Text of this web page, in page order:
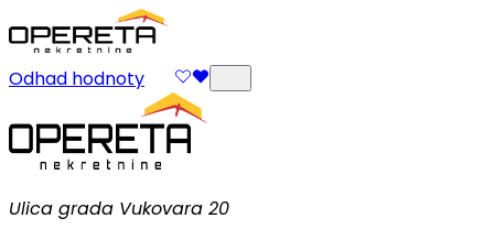
Odhad hodnoty
Ulica grada Vukovara 20